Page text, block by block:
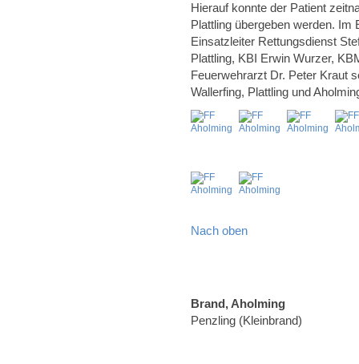
Hierauf konnte der Patient
Plattling übergeben werden.
Einsatzleiter Rettungsdienst
Plattling, KBI Erwin Wurzer,
Feuerwehrarzt Dr. Peter Kraut
Wallerfing, Plattling und
Nach oben
Brand, Aholming
Penzling (Kleinbrand)